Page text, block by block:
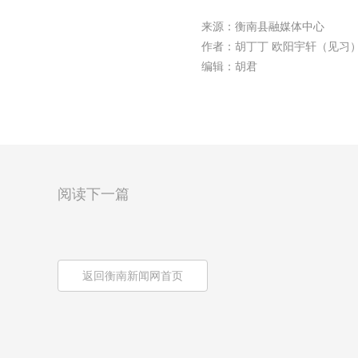
来源：衡南县融媒体中心
作者：胡丁丁 欧阳宇轩（见习
编辑：胡君
阅读下一篇
返回衡南新闻网首页